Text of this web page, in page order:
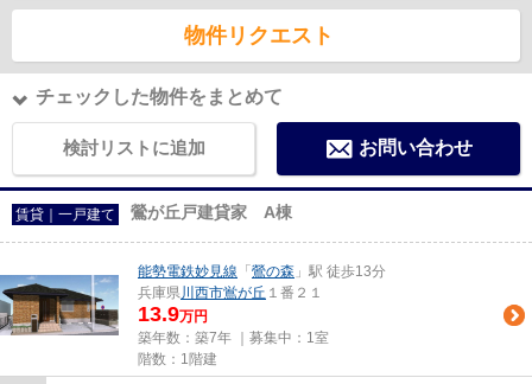
物件リクエスト
チェックした物件をまとめて
検討リストに追加 お問い合わせ
賃貸｜一戸建て 鶯が丘戸建貸家 A棟
能勢電鉄妙見線 「 鶯の森 」駅 徒歩13分
兵庫県川西市鴬が丘 １番２１
13.9万円
築年数：築7年 ｜募集中： 1室
階数：1階建